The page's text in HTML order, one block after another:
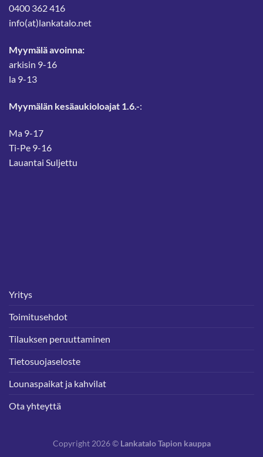
0400 362 416
info(at)lankatalo.net
Myymälä avoinna:
arkisin 9-16
la 9-13
Myymälän kesäaukioloajat 1.6.-:
Ma 9-17
Ti-Pe 9-16
Lauantai Suljettu
Yritys
Toimitusehdot
Tilauksen peruuttaminen
Tietosuojaseloste
Lounaspaikat ja kahvilat
Ota yhteyttä
Copyright 2026 © Lankatalo Tapion kauppa